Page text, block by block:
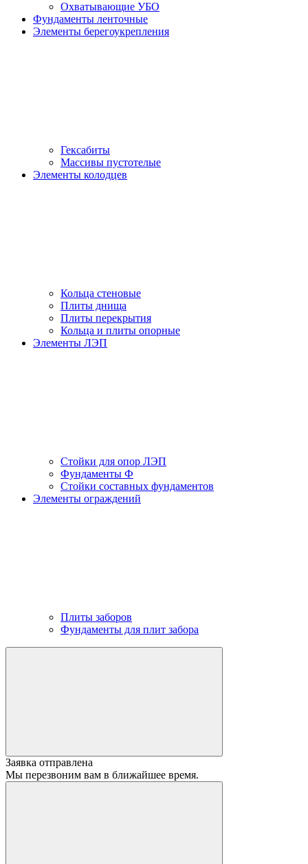
Охватывающие УБО
Фундаменты ленточные
Элементы берегоукрепления
Гексабиты
Массивы пустотелые
Элементы колодцев
Кольца стеновые
Плиты днища
Плиты перекрытия
Кольца и плиты опорные
Элементы ЛЭП
Стойки для опор ЛЭП
Фундаменты Ф
Стойки составных фундаментов
Элементы ограждений
Плиты заборов
Фундаменты для плит забора
Заявка отправлена
Мы перезвоним вам в ближайшее время.